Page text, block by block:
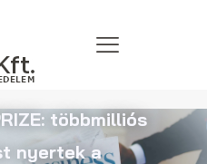
többmilliós
nyertek a